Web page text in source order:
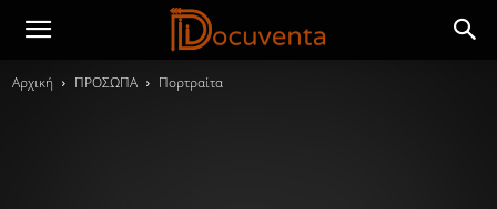
Αρχική ΠΡΟΣΩΠΑ Πορτραίτα